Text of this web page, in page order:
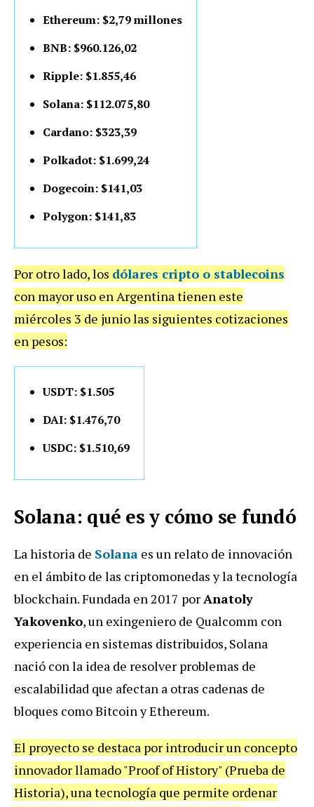
Ethereum: $2,79 millones
BNB: $960.126,02
Ripple: $1.855,46
Solana: $112.075,80
Cardano: $323,39
Polkadot: $1.699,24
Dogecoin: $141,03
Polygon: $141,83
Por otro lado, los dólares cripto o stablecoins
con mayor uso en Argentina tienen este
miércoles 3 de junio las siguientes cotizaciones
en pesos:
USDT: $1.505
DAI: $1.476,70
USDC: $1.510,69
Solana: qué es y cómo se fundó
La historia de Solana es un relato de innovación
en el ámbito de las criptomonedas y la tecnología
blockchain. Fundada en 2017 porAnatoly
Yakovenko, un exingeniero de Qualcomm con
experiencia en sistemas distribuidos, Solana
nació con la idea de resolver problemas de
escalabilidad que afectan a otras cadenas de
bloques como Bitcoin y Ethereum.
El proyecto se destaca por introducir un concepto
innovador llamado "Proof of History" (Prueba de
Historia), una tecnología que permite ordenar